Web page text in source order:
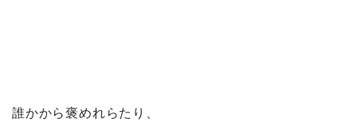
誰かから褒めれらたり、